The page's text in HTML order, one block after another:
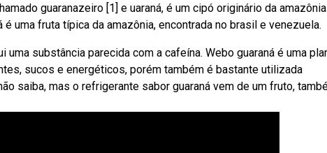
guaranazeiro [1] e uaraná, é um cipó originário da
uma fruta típica da amazônia, encontrada no brasil e venezuela.
uma substância parecida com a cafeína. Webo guaraná é uma
sucos e energéticos, porém também é bastante utilizada
saiba, mas o refrigerante sabor guaraná vem de um fruto,